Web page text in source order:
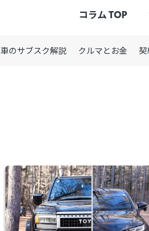
コラム TOP
車のサブスク解説 クルマとお金